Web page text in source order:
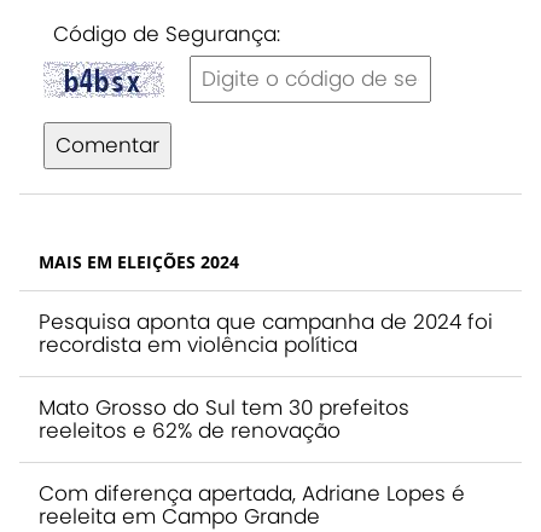
Código de Segurança:
Comentar
MAIS EM ELEIÇÕES 2024
Pesquisa aponta que campanha de 2024 foi
recordista em violência política
Mato Grosso do Sul tem 30 prefeitos
reeleitos e 62% de renovação
Com diferença apertada, Adriane Lopes é
reeleita em Campo Grande